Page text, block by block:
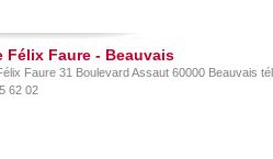
Félix Faure - Beauvais
Faure 31 Boulevard Assaut 60000 Beauvais
62 02